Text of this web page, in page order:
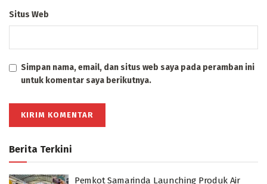
Situs Web
Simpan nama, email, dan situs web saya pada peramban ini
untuk komentar saya berikutnya.
Berita Terkini
Pemkot Samarinda Launching Produk Air